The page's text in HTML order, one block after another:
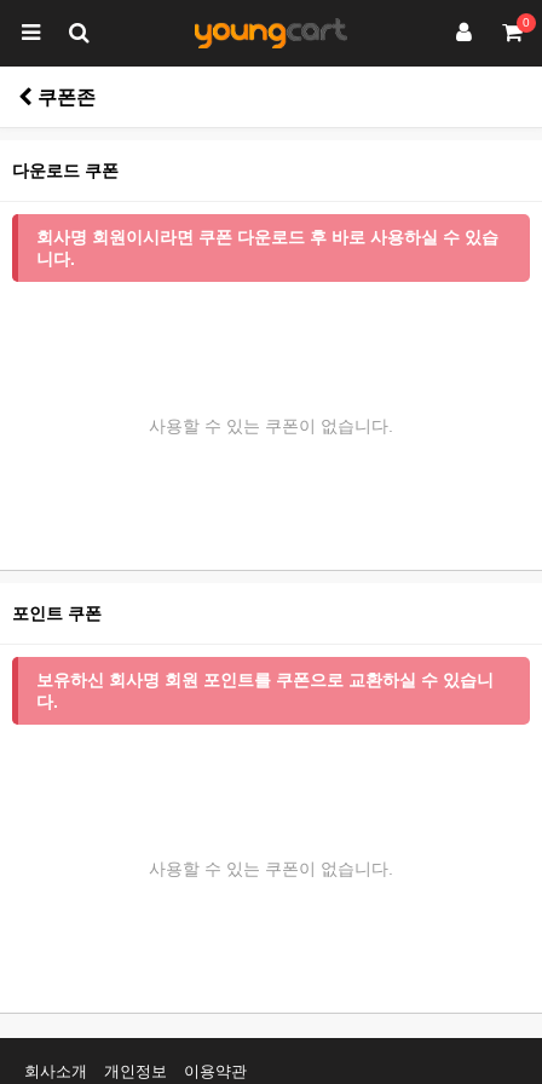
0
쿠폰존
다운로드 쿠폰
회사명 회원이시라면 쿠폰 다운로드 후 바로 사용하실 수 있습
니다.
사용할 수 있는 쿠폰이 없습니다.
포인트 쿠폰
보유하신 회사명 회원 포인트를 쿠폰으로 교환하실 수 있습니
다.
사용할 수 있는 쿠폰이 없습니다.
회사소개 개인정보 이용약관